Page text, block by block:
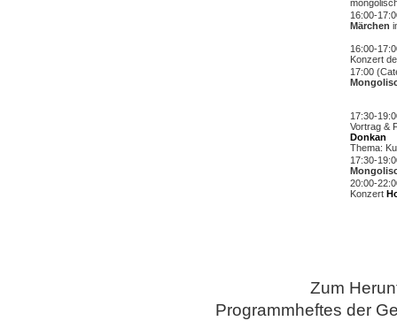
16:00-
Märchen
16:00-
Konzert
17:00
17:30-
Vortrag &
Donkan
Thema:
17:30-
20:00-
Konzert
Zum
Programmheftes der